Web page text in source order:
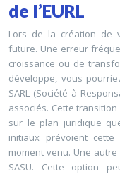
de l’EURL
Lors de la création de
future. Une erreur
croissance ou de
développe, vous
SARL (Société à
associés. Cette
sur le plan juridique
initiaux prévoient
moment venu. Une
SASU. Cette option